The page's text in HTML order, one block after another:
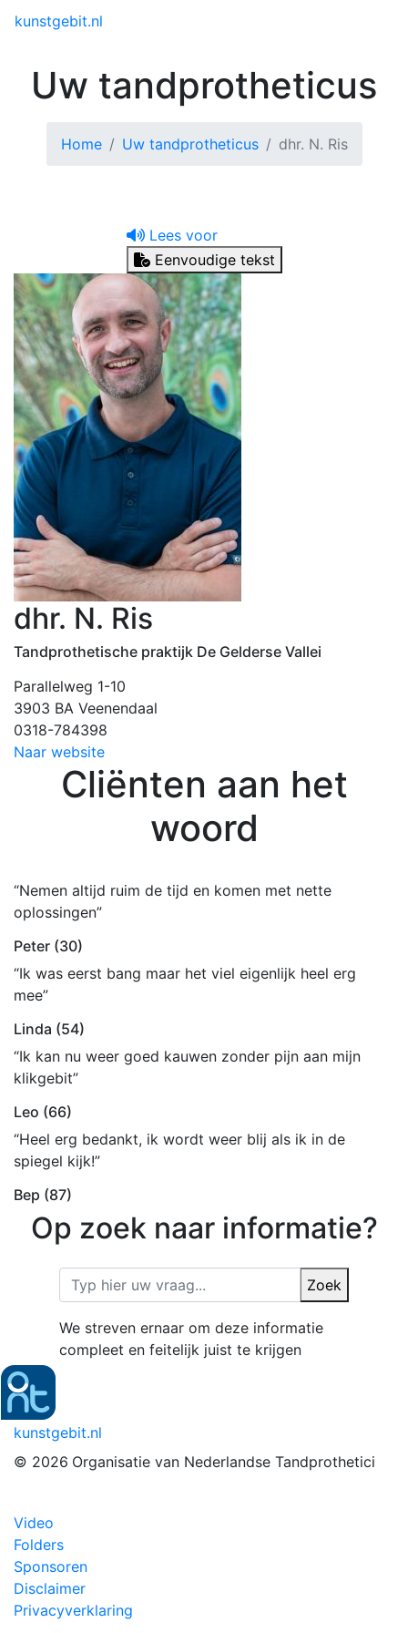
kunstgebit.nl
Uw tandprotheticus
Home Uw tandprotheticus dhr. N. Ris
Lees voor
Eenvoudige tekst
dhr. N. Ris
Tandprothetische praktijk De Gelderse Vallei
Parallelweg 1-10
3903 BA Veenendaal
0318-784398
Naar website
Cliënten aan het
woord
“Nemen altijd ruim de tijd en komen met nette
oplossingen”
Peter (30)
“Ik was eerst bang maar het viel eigenlijk heel erg
mee”
Linda (54)
“Ik kan nu weer goed kauwen zonder pijn aan mijn
klikgebit”
Leo (66)
“Heel erg bedankt, ik wordt weer blij als ik in de
spiegel kijk!”
Bep (87)
Op zoek naar informatie?
Zoek
We streven ernaar om deze informatie
compleet en feitelijk juist te krijgen
kunstgebit.nl
© 2026 Organisatie van Nederlandse Tandprothetici
Video
Folders
Sponsoren
Disclaimer
Privacyverklaring